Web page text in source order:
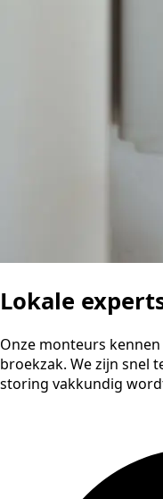
Lokale
Onze monteurs
broekzak. We zijn snel
storing vakkundig